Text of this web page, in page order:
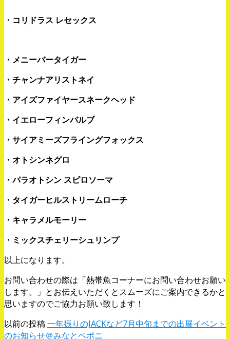
・コリドラス レセックス
・メニーバータイガー
・チャンナアリストネイ
・アイズファイヤースネークヘッド
・イエローフィンバルブ
・サイアミーズフライングフォックス
・オトシンネグロ
・パラオトシン スピロソーマ
・タイガーヒルストリームローチ
・キャラメルモーリー
・ミックスチェリーシュリンプ
以上になります。
お問い合わせの際は「熱帯魚コーナーにお問い合わせお願い
します。」とお伝えいただくとスムーズにご案内できるかと
思いますのでご協力お願い致します！
以前の投稿一年振りのJACKなど7月中旬までの出展イベント
のお知らせ＠みなとペポニ